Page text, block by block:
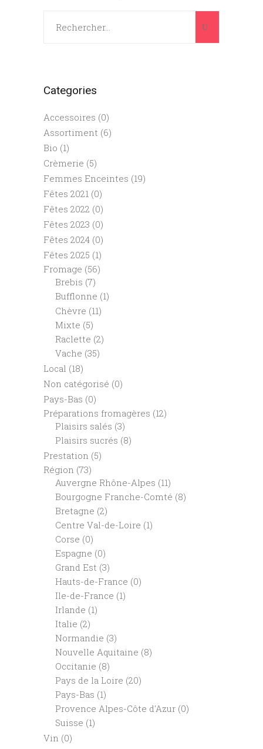
for:
Categories
Accessoires (0)
Assortiment (6)
Bio (1)
Crèmerie (5)
Femmes Enceintes (19)
Fêtes 2021 (0)
Fêtes 2022 (0)
Fêtes 2023 (0)
Fêtes 2024 (0)
Fêtes 2025 (1)
Fromage (56)
Brebis (7)
Bufflonne (1)
Chèvre (11)
Mixte (5)
Raclette (2)
Vache (35)
Local (18)
Non catégorisé (0)
Pays-Bas (0)
Préparations fromagères (12)
Plaisirs salés (3)
Plaisirs sucrés (8)
Prestation (5)
Région (73)
Auvergne Rhône-Alpes (11)
Bourgogne Franche-Comté (8)
Bretagne (2)
Centre Val-de-Loire (1)
Corse (0)
Espagne (0)
Grand Est (3)
Hauts-de-France (0)
Ile-de-France (1)
Irlande (1)
Italie (2)
Normandie (3)
Nouvelle Aquitaine (8)
Occitanie (8)
Pays de la Loire (20)
Pays-Bas (1)
Provence Alpes-Côte d'Azur (0)
Suisse (1)
Vin (0)